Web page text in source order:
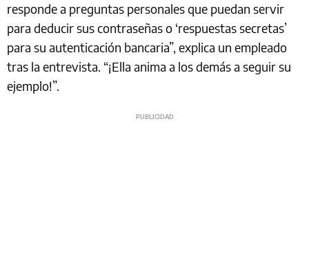
responde a preguntas personales que puedan servir
para deducir sus contraseñas o ‘respuestas secretas’
para su autenticación bancaria”, explica un empleado
tras la entrevista. “¡Ella anima a los demás a seguir su
ejemplo!”.